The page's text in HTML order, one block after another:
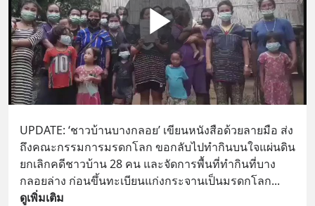
UPDATE: ‘ชาวบ้านบางกลอย’ เขียนหนังสือด้วยลายมือ ส่ง
ถึงคณะกรรมการมรดกโลก ขอกลับไปทำกินบนใจแผ่นดิน
ยกเลิกคดีชาวบ้าน 28 คน และจัดการพื้นที่ทำกินที่บาง
กลอยล่าง ก่อนขึ้นทะเบียนแก่งกระจานเป็นมรดกโลก...
ดูเพิ่มเติม